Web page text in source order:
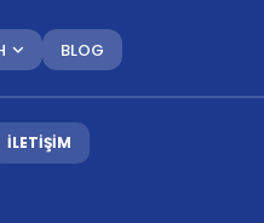
BLOG
İLETİŞİM